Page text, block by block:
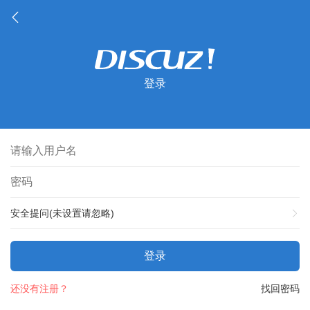
登录
安全提问(未设置请忽略)
登录
找回密码
还没有注册？